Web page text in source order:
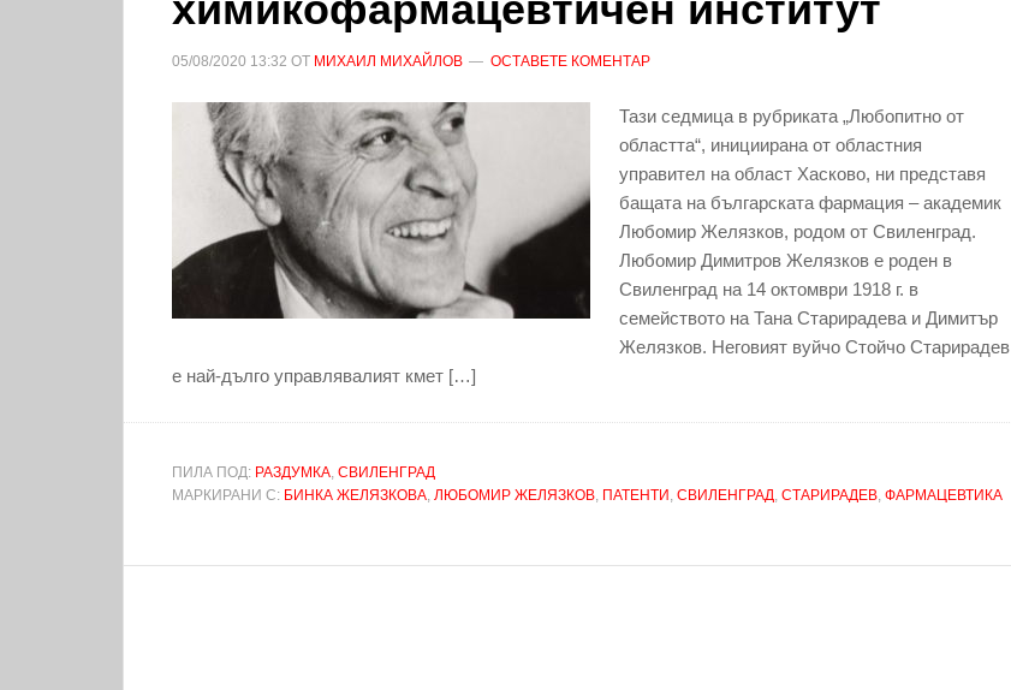
05/08/2020 13:32 ОТ МИХАИЛ МИХАЙЛОВ ОСТАВЕТЕ КОМЕНТАР
Тази седмица в рубриката „Любопитно от
областта“, инициирана от областния
управител на област Хасково, ни представя
бащата на българската фармация – академик
Любомир Желязков, родом от Свиленград.
Любомир Димитров Желязков е роден в
Свиленград на 14 октомври 1918 г. в
семейството на Тана Старирадева и Димитър
Желязков. Неговият вуйчо Стойчо Старирадев
е най-дълго управлявалият кмет […]
ПИЛА ПОД: РАЗДУМКА, СВИЛЕНГРАД
МАРКИРАНИ С: БИНКА ЖЕЛЯЗКОВА, ЛЮБОМИР ЖЕЛЯЗКОВ, ПАТЕНТИ , СВИЛЕНГРАД, СТАРИРАДЕВ, ФАРМАЦЕВТИКА